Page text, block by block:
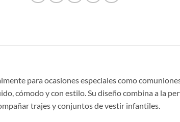
para ocasiones especiales como
cómodo y con estilo. Su diseño combina a la
trajes y conjuntos de vestir infantiles.